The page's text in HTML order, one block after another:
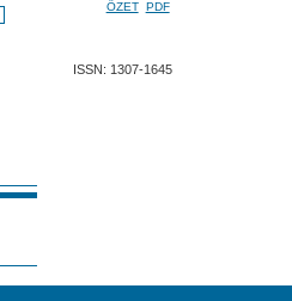
ÖZET PDF
ISSN: 1307-1645